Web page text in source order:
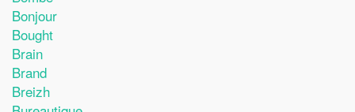
Bonjour
Bought
Brain
Brand
Breizh